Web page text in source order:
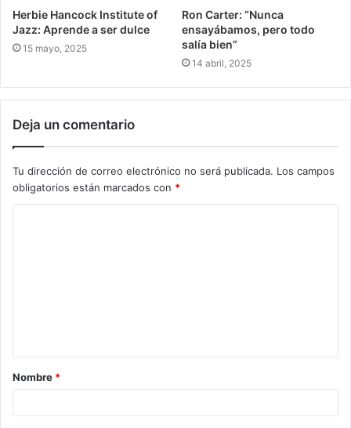
Herbie Hancock Institute of
Jazz: Aprende a ser dulce
15 mayo, 2025
Ron Carter: “Nunca
ensayábamos, pero todo
salía bien”
14 abril, 2025
Deja un comentario
Tu dirección de correo electrónico no será publicada. Los campos
obligatorios están marcados con *
Nombre *